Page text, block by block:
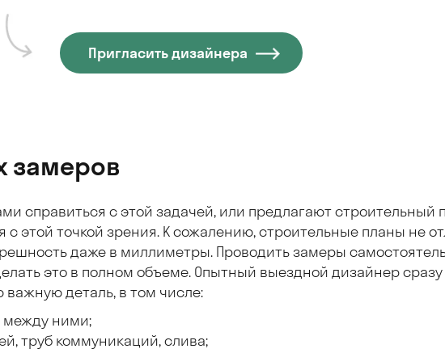
Пригласить дизайнера
замеров
справиться с этой задачей, или предлагают
этой точкой зрения. К сожалению, строительные планы не
даже в миллиметры. Проводить замеры
это в полном объеме. Опытный выездной дизайнер
деталь, в том числе:
между ними;
труб коммуникаций, слива;